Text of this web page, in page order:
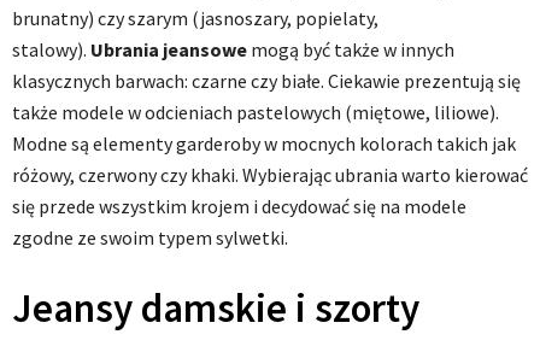
brunatny) czy szarym (jasnoszary, popielaty,
stalowy). Ubrania jeansowe mogą być także w innych
klasycznych barwach: czarne czy białe. Ciekawie prezentują się
także modele w odcieniach pastelowych (miętowe, liliowe).
Modne są elementy garderoby w mocnych kolorach takich jak
różowy, czerwony czy khaki. Wybierając ubrania warto kierować
się przede wszystkim krojem i decydować się na modele
zgodne ze swoim typem sylwetki.
Jeansy damskie i szorty